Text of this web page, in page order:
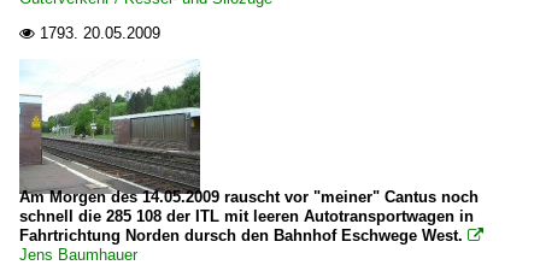
 1793. 20.05.2009
Am Morgen des 14.05.2009 rauscht vor "meiner" Cantus noch
schnell die 285 108 der ITL mit leeren Autotransportwagen in
Fahrtrichtung Norden dursch den Bahnhof Eschwege West. 
Jens Baumhauer